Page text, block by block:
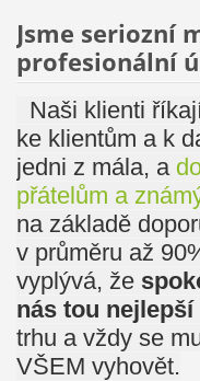
Jsme seriozní
profesionální
Naši klienti
ke klientům a k
jedni z mála, a
přátelům a
na základě
v průměru až
vyplývá, že
nás tou
trhu a vždy se
VŠEM vyhovět.